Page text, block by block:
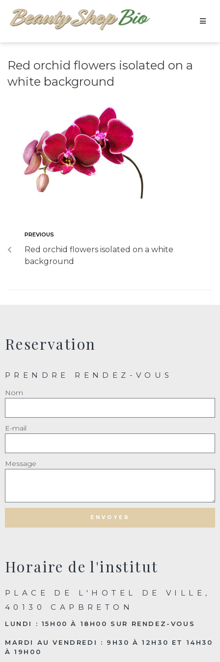
Red orchid flowers isolated on a
white background
PREVIOUS
Red orchid flowers isolated on a white
background
Reservation
PRENDRE RENDEZ-VOUS
Nom
E-mail
Message
ENVOYER
Horaire de l'institut
PLACE DE L'HOTEL DE VILLE,
40130 CAPBRETON
LUNDI : 15H00 À 18H00 SUR RENDEZ-VOUS
MARDI AU VENDREDI : 9H30 À 12H30 ET 14H30
À 19H00